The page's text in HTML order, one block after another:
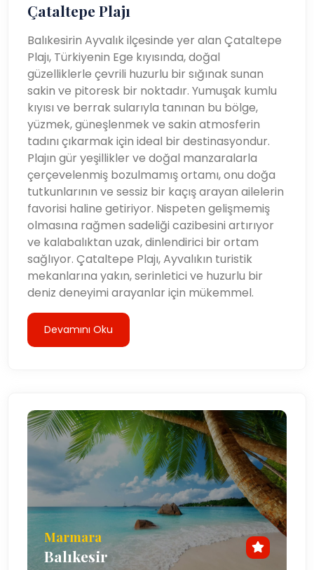
Çataltepe Plajı
Balıkesirin Ayvalık ilçesinde yer alan Çataltepe
Plajı, Türkiyenin Ege kıyısında, doğal
güzelliklerle çevrili huzurlu bir sığınak sunan
sakin ve pitoresk bir noktadır. Yumuşak kumlu
kıyısı ve berrak sularıyla tanınan bu bölge,
yüzmek, güneşlenmek ve sakin atmosferin
tadını çıkarmak için ideal bir destinasyondur.
Plajın gür yeşillikler ve doğal manzaralarla
çerçevelenmiş bozulmamış ortamı, onu doğa
tutkunlarının ve sessiz bir kaçış arayan ailelerin
favorisi haline getiriyor. Nispeten gelişmemiş
olmasına rağmen sadeliği cazibesini artırıyor
ve kalabalıktan uzak, dinlendirici bir ortam
sağlıyor. Çataltepe Plajı, Ayvalıkın turistik
mekanlarına yakın, serinletici ve huzurlu bir
deniz deneyimi arayanlar için mükemmel.
Devamını Oku
Marmara
Balıkesir